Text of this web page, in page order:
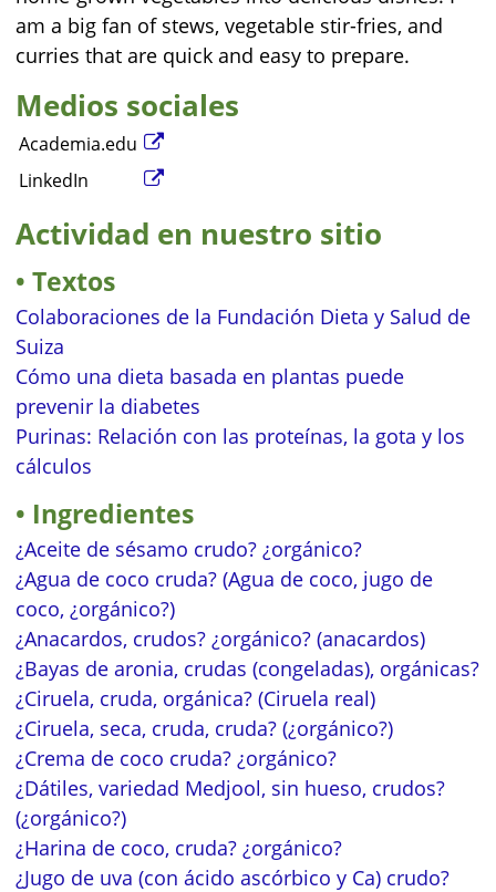
am a big fan of stews, vegetable stir-fries, and
curries that are quick and easy to prepare.
Medios sociales
Academia.edu
LinkedIn
Actividad en nuestro sitio
Textos
Colaboraciones de la Fundación Dieta y Salud de
Suiza
Cómo una dieta basada en plantas puede
prevenir la diabetes
Purinas: Relación con las proteínas, la gota y los
cálculos
Ingredientes
¿Aceite de sésamo crudo? ¿orgánico?
¿Agua de coco cruda? (Agua de coco, jugo de
coco, ¿orgánico?)
¿Anacardos, crudos? ¿orgánico? (anacardos)
¿Bayas de aronia, crudas (congeladas), orgánicas?
¿Ciruela, cruda, orgánica? (Ciruela real)
¿Ciruela, seca, cruda, cruda? (¿orgánico?)
¿Crema de coco cruda? ¿orgánico?
¿Dátiles, variedad Medjool, sin hueso, crudos?
(¿orgánico?)
¿Harina de coco, cruda? ¿orgánico?
¿Jugo de uva (con ácido ascórbico y Ca) crudo?